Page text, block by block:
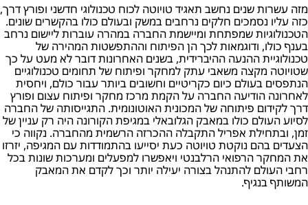
מזה עשרות שנים נחשב תאגיד טויוטה לכוח טכנולוגי חדשני ופורץ דרך,
כזה עליו נסמכים חלקים נרחבים במשק ובעולם כולו בהקשרים שונים.
הטכנולוגיות שמפתחת ומיישמת החברה במהרה עוברות ליישום נרחב
בענף כולו, ודוגמאות לכך הן הפיתוח וההתפשטות המהירה של
טכנולוגיית ההנעה ההיברידית, בשנים האחרונות דובר לא מעט על כך
שטויוטה מקצה משאבי עתק למחקר ופיתוח של תחומים טכנולוגיים
הנתפסים בעולם כיום כקריטיים וחשובים ביותר עבור כולם, ויחסית
לאחרונה הודיעה החברה על הקמת מרכז מחקר ופיתוח עצום ופורץ
דרך לקידום פיתוחה של המכונית האוטונומית. התגייסותה של החברה
לסיוע העולם כולו במאבק הגלובאלי במגיפת הקורונה היה רק עניין של
זמן, ובתחילת אפריל התקבלה ההכרזה הרשמית מהחברה. נקווה כי
הצעדים בהם נוקטת טויוטה כעת יסייעו בהתמודדות עם המגיפה, יזרזו
את המחקר הרפואי הרלבנטי ויאפשרו למפעלים ומערכות שונות בכל
רחבי העולם להתנהל בצורה יעילה יותר וכך לקדם את המאבק
המשותף בנגיף.